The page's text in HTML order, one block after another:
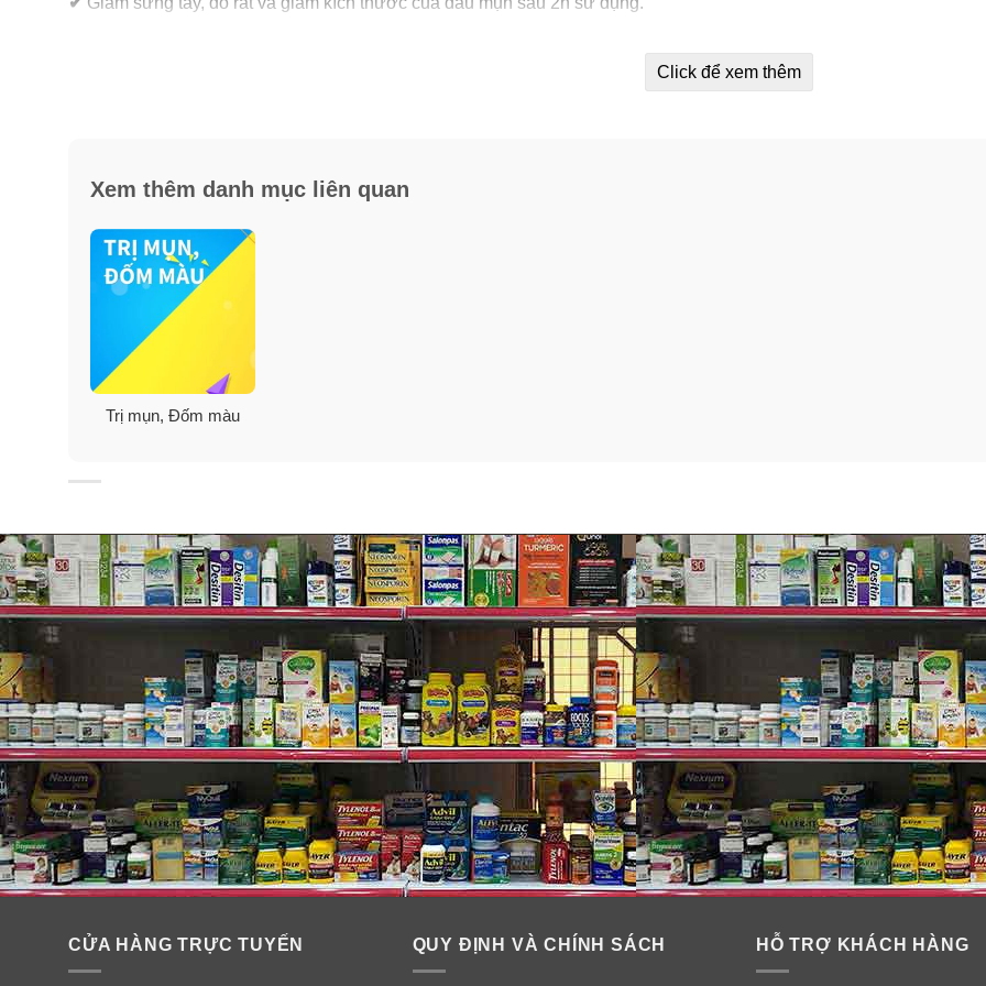
Sử dụng kết hợp với sữa rửa mặt trị mụn và kem dưỡng ẩm cho da mụn giúp làn da của bạn chóng lành, khỏe
Gel trị mụn Neutrogena Rapid Clear Stubborn Acne Spot Gel có tốt không?
Click để xem thêm
Xem thêm danh mục liên quan
Trị mụn, Đốm màu
CỬA HÀNG TRỰC TUYẾN QUY ĐỊNH VÀ CHÍNH SÁCH HỖ TRỢ KHÁCH HÀNG